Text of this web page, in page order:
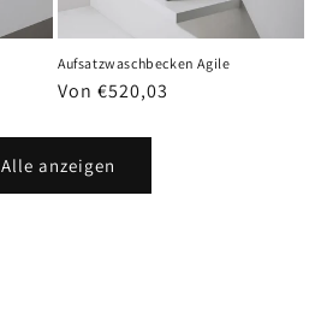
Aufsatzwaschbecken Agile
Normaler
Von €520,03
Alle anzeigen